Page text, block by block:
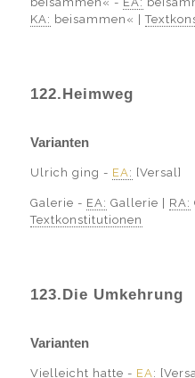
KA: beisammen« |
122.Heimweg
Varianten
Ulrich ging - EA: [Versal]
Galerie - EA: Gallerie | RA:
Textkonstitutionen
123.Die Umkehrung
Varianten
Vielleicht hatte - EA: